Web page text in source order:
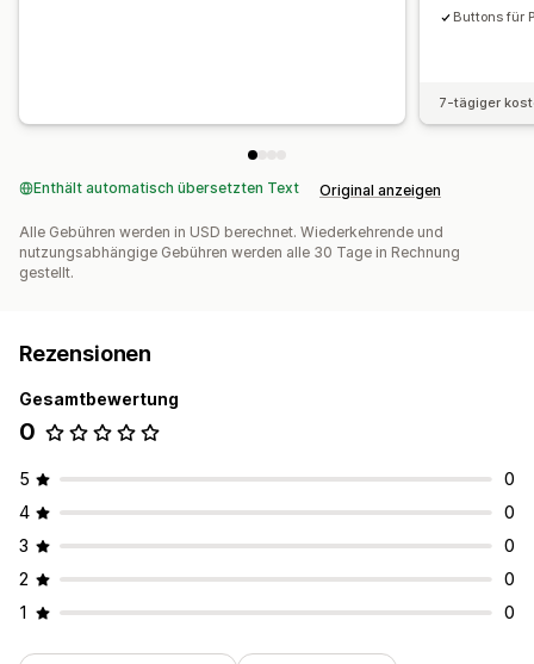
Buttons für
7-tägiger
Enthält automatisch übersetzten Text Original anzeigen
Alle Gebühren werden in USD berechnet. Wiederkehrende und
nutzungsabhängige Gebühren werden alle 30 Tage in Rechnung
gestellt.
Rezensionen
Gesamtbewertung
0
5
0
4
0
3
0
2
0
1
0